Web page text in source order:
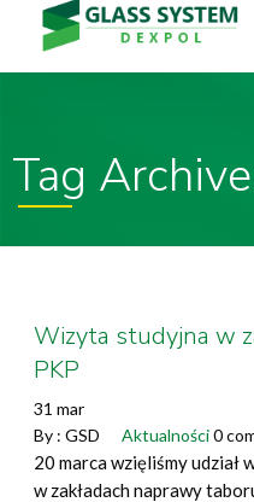
Tag
Wizyta studyjna w
PKP
31 mar
By : GSD Aktualności 0
20 marca wzięliśmy
w zakładach naprawy